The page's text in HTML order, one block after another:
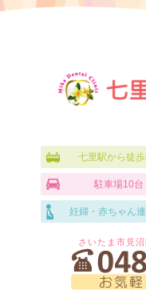
七里駅から徒
駐車場10台
妊婦・赤ちゃん
さいたま市見